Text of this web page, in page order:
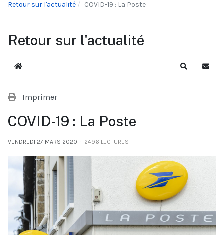
Retour sur l'actualité
COVID-19 : La Poste
Retour sur l'actualité
Accueil Recherche
Imprimer
COVID-19 : La Poste
VENDREDI 27 MARS 2020 2496 LECTURES